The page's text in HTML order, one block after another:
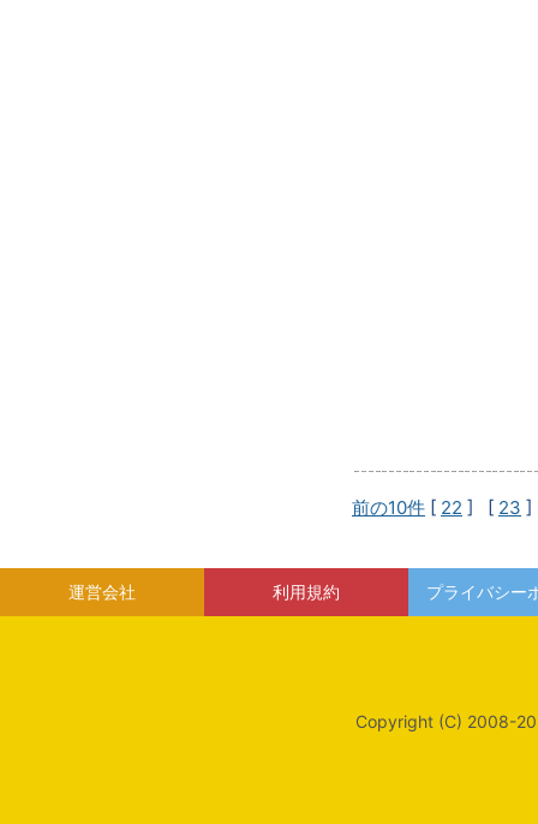
前の10件 [ 22 ] [ 23
運営会社 利用規約 プライバシー
Copyright (C) 2008-